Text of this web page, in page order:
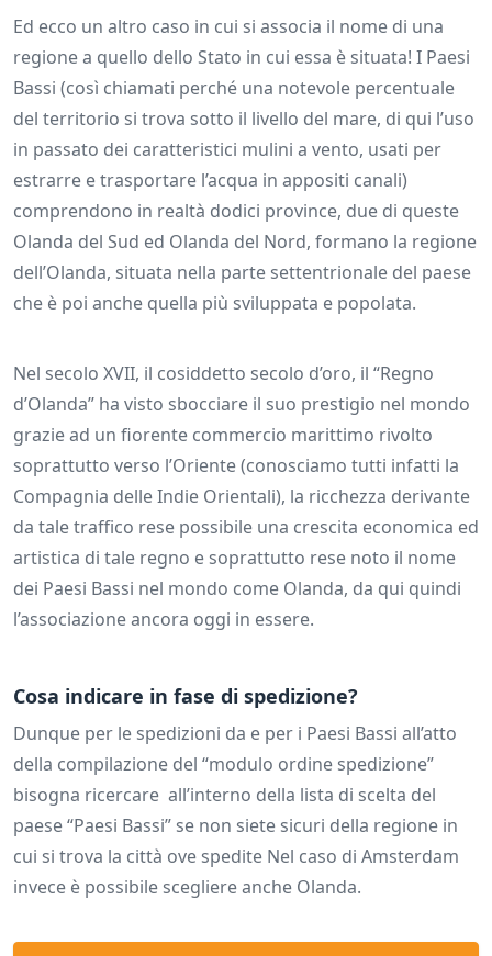
Ed ecco un altro caso in cui si associa il nome di una
regione a quello dello Stato in cui essa è situata! I Paesi
Bassi (così chiamati perché una notevole percentuale
del territorio si trova sotto il livello del mare, di qui l’uso
in passato dei caratteristici mulini a vento, usati per
estrarre e trasportare l’acqua in appositi canali)
comprendono in realtà dodici province, due di queste
Olanda del Sud ed Olanda del Nord, formano la regione
dell’Olanda, situata nella parte settentrionale del paese
che è poi anche quella più sviluppata e popolata.
Nel secolo XVII, il cosiddetto secolo d’oro, il “Regno
d’Olanda” ha visto sbocciare il suo prestigio nel mondo
grazie ad un fiorente commercio marittimo rivolto
soprattutto verso l’Oriente (conosciamo tutti infatti la
Compagnia delle Indie Orientali), la ricchezza derivante
da tale traffico rese possibile una crescita economica ed
artistica di tale regno e soprattutto rese noto il nome
dei Paesi Bassi nel mondo come Olanda, da qui quindi
l’associazione ancora oggi in essere.
Cosa indicare in fase di spedizione?
Dunque per le spedizioni da e per i Paesi Bassi all’atto
della compilazione del “modulo ordine spedizione”
bisogna ricercare all’interno della lista di scelta del
paese “Paesi Bassi” se non siete sicuri della regione in
cui si trova la città ove spedite Nel caso di Amsterdam
invece è possibile scegliere anche Olanda.